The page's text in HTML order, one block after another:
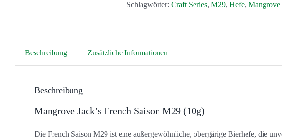
Schlagwörter: Craft Series, M29, Hefe, Mangrove
Beschreibung Zusätzliche Informationen
Beschreibung
Mangrove Jack’s French Saison M29 (10g)
Die French Saison M29 ist eine außergewöhnliche, obergärige Bierhefe, die